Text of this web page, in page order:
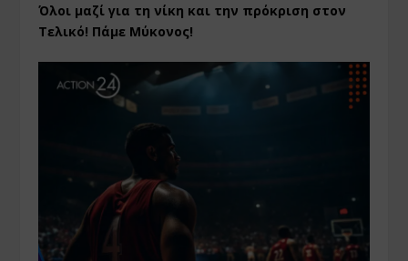
Όλοι μαζί για τη νίκη και την πρόκριση στον
Τελικό! Πάμε Μύκονος!